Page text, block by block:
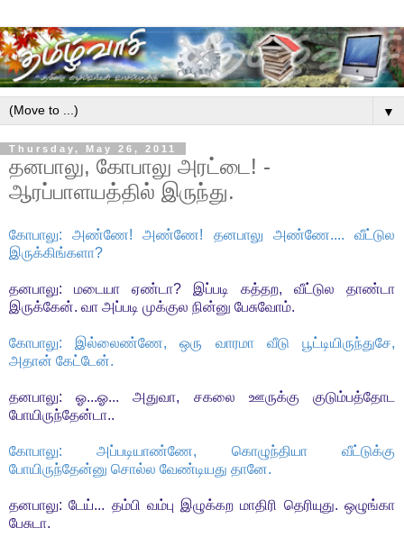
▼
Thursday, May 26, 2011
தனபாலு, கோபாலு அரட்டை! -
ஆரப்பாளயத்தில் இருந்து.
கோபாலு: அண்ணே! அண்ணே! தனபாலு அண்ணே.... வீட்டுல
இருக்கிங்களா?
தனபாலு: மடையா ஏண்டா? இப்படி கத்தற, வீட்டுல தாண்டா
இருக்கேன். வா அப்படி முக்குல நின்னு பேசுவோம்.
கோபாலு: இல்லைண்ணே, ஒரு வாரமா வீடு பூட்டியிருந்துசே,
அதான் கேட்டேன்.
தனபாலு: ஓ...ஓ... அதுவா, சகலை ஊருக்கு குடும்பத்தோட
போயிருந்தேன்டா..
கோபாலு: அப்படியாண்ணே, கொழுந்தியா வீட்டுக்கு
போயிருந்தேன்னு சொல்ல வேண்டியது தானே.
தனபாலு: டேய்... தம்பி வம்பு இழுக்கற மாதிரி தெரியுது. ஒழுங்கா
பேசுடா.